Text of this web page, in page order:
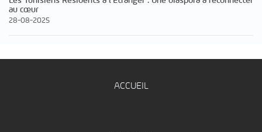
au cœur
28-08-2025
ACCUEIL